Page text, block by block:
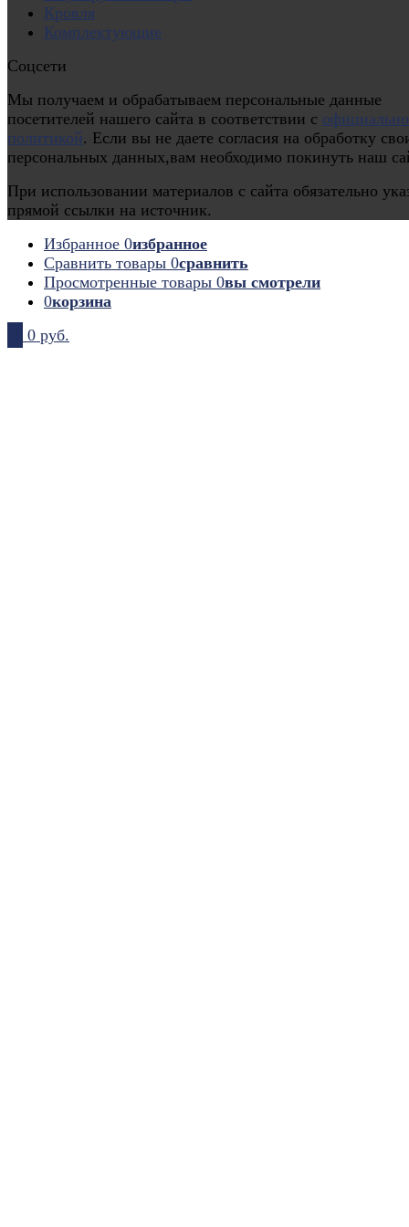
Кровля
Комплектующие
Соцсети
Мы получаем и обрабатываем персональные данные
посетителей нашего сайта в соответствии с
политикой. Если вы не даете согласия на обработку
персональных данных,вам необходимо покинуть наш
При использовании материалов с сайта обязательно
прямой ссылки на источник.
Избранное 0избранное
Сравнить товары 0сравнить
Просмотренные товары 0вы смотрели
0корзина
0 руб.